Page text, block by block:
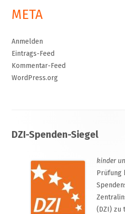
META
Anmelden
Eintrags-Feed
Kommentar-Feed
WordPress.org
Inhalt
DZI-Spenden-Siegel
kinder
Prüfung
(DZI) zu